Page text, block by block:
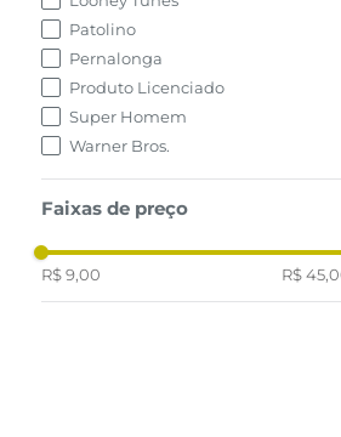
Patolino
Pernalonga
Produto Licenciado
Super Homem
Warner Bros.
Faixas de preço
R$ 9,00 R$